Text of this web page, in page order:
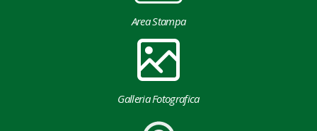
Area Stampa
Galleria Fotografica